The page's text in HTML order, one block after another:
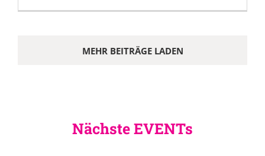
MEHR BEITRÄGE LADEN
Nächste EVENTs